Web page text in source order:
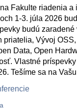
Fakulte riadenia a
1-3. júla 2026
budú zaradené
priatelia, Vývoj
Data, Open
Vlastné
Tešíme sa na